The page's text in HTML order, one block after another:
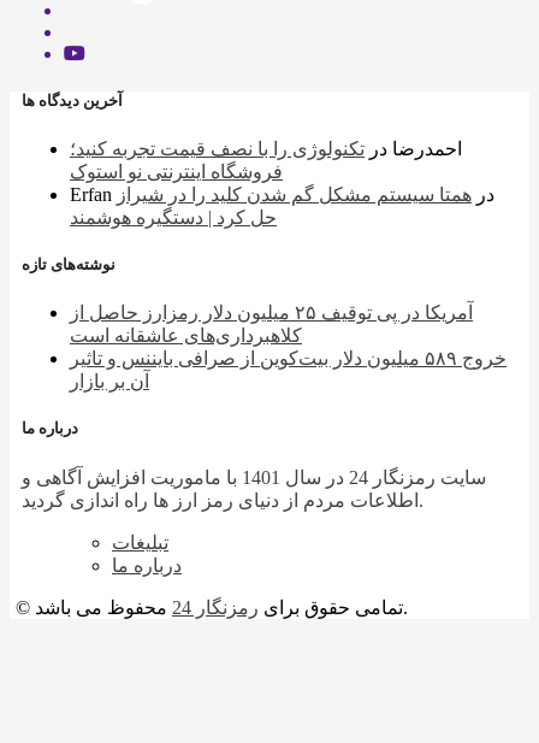
آخرین دیدگاه ها
احمدرضا در تکنولوژی را با نصف قیمت تجربه کنید؛
فروشگاه اینترنتی نو استوک
Erfan
در همتا سیستم مشکل گم شدن کلید را در شیراز
حل کرد | دستگیره هوشمند
نوشته‌های تازه
آمریکا در پی توقیف ۲۵ میلیون دلار رمزارز حاصل از
کلاهبرداری‌های عاشقانه است
خروج ۵۸۹ میلیون دلار بیت‌کوین از صرافی بایننس و تاثیر
آن بر بازار
درباره ما
سایت رمزنگار 24 در سال 1401 با ماموریت افزایش آگاهی و
اطلاعات مردم از دنیای رمز ارز ها راه اندازی گردید.
تبلیغات
درباره ما
© تمامی حقوق برای رمزنگار 24 محفوظ می باشد.